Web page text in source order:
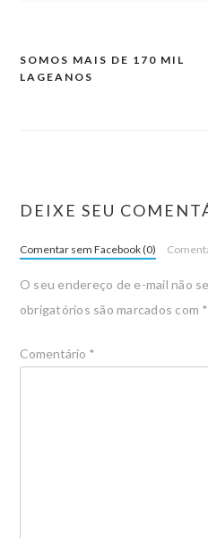
SOMOS MAIS DE 170 MIL
LAGEANOS
DEIXE SEU
Comentar sem Facebook (0)
O seu endereço de e-mail não
obrigatórios são marcados com *
Comentário *